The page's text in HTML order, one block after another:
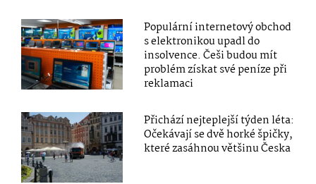
Populární internetový obchod
s elektronikou upadl do
insolvence. Češi budou mít
problém získat své peníze při
reklamaci
Přichází nejteplejší týden léta:
Očekávají se dvě horké špičky,
které zasáhnou většinu Česka